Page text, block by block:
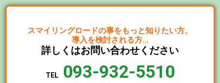
スマイリングロードの事をもっと知りたい方、
導入を検討される方…
詳しくはお問い合わせください
TEL093-932-5510